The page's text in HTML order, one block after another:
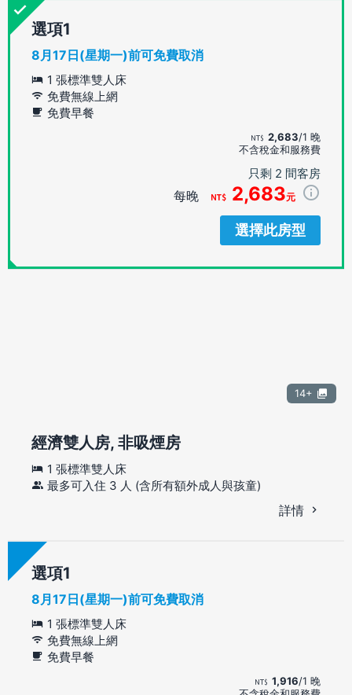
選項
8月17日(星期一)前可免費取消
1 張標準雙人床
免費無線上網
免費早餐
2,683/1 晚
不含稅金和服務費
只剩 2 間客房
每晚 2,683元
選擇此房型
14+
經濟雙人房, 非吸煙房
1 張標準雙人床
最多可入住 3 人 (含所有額外成人與孩童)
詳情
選項
8月17日(星期一)前可免費取消
1 張標準雙人床
免費無線上網
免費早餐
1,916/1 晚